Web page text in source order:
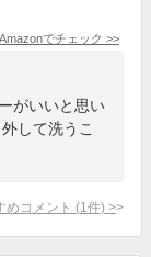
Amazonでチェック >>
がいいと思い
して洗うこ
めコメント (1 件) >